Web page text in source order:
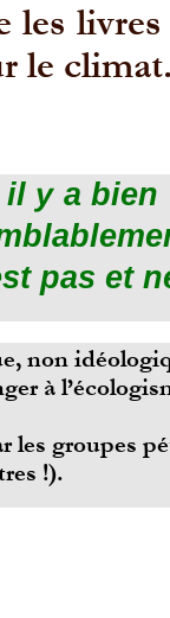
non
à
les groupes
!).
les
le
y a bien
pas et